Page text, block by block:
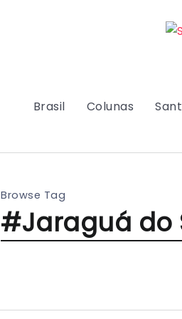
Brasil Colunas
Browse Tag
#Jaraguá do